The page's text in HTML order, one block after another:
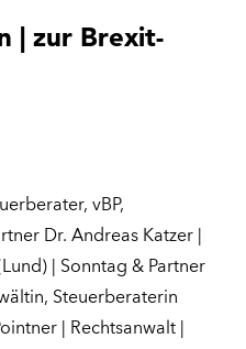
| zur Brexit-
vBP,
Dr. Andreas Katzer |
| Sonntag & Partner
Steuerberaterin
| Rechtsanwalt |